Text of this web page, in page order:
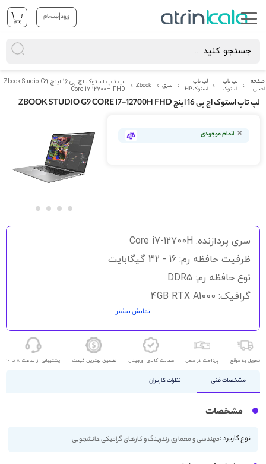
ورود|ثبت نام
صفحه
اصلی
لپ تاپ
استوک
لپ تاپ
استوک HP
سری Zbook
لپ تاپ استوک اچ پی 16 اینچ Zbook Studio G9
Core i7-12700H FHD
لپ تاپ استوک اچ پی 16 اینچ ZBOOK STUDIO G9 CORE I7-12700H FHD
به
انتهای
گالری
تصاویر
اتمام موجودی
سری پردازنده: Core i7-12700H
ظرفیت حافظه رم: 16 - 32 گیگابایت
نوع حافظه رم: DDR5
گرافیک: 4GB RTX A1000
اندازه صفحه نمایش: 16 اینچ
کیفیت صفحه نمایش: FHD
نمایش بیشتر
تحویل به موقع پرداخت در محل ضمانت کالای اورجینال تضمین بهترین قیمت پشتیبانی از ساعت 8 تا 19
مشخصات فنی نظرات کاربران
مشخصات
نوع کاربرد :مهندسی و معماری،رندرینگ و کارهای گرافیکی،دانشجویی